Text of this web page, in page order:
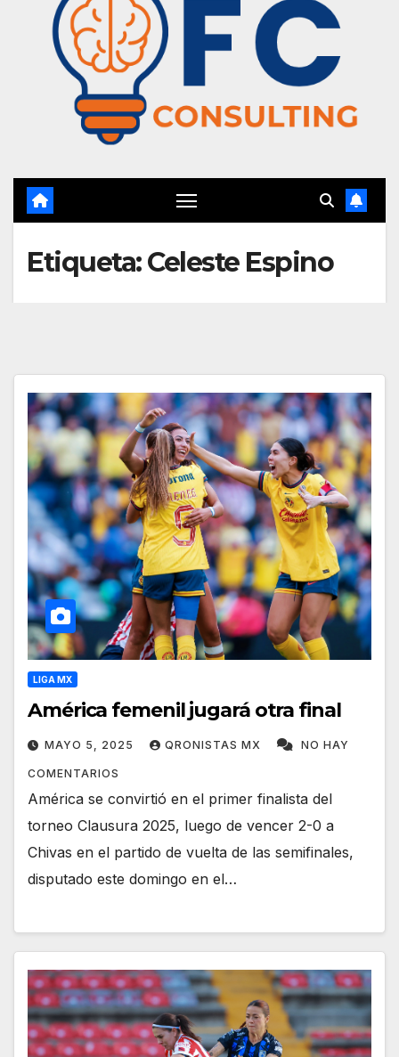
Etiqueta:Celeste Espino
LIGA MX
América femenil jugará otra final
MAYO 5, 2025 QRONISTAS MX NO HAY
COMENTARIOS
América se convirtió en el primer finalista del
torneo Clausura 2025, luego de vencer 2-0 a
Chivas en el partido de vuelta de las semifinales,
disputado este domingo en el…